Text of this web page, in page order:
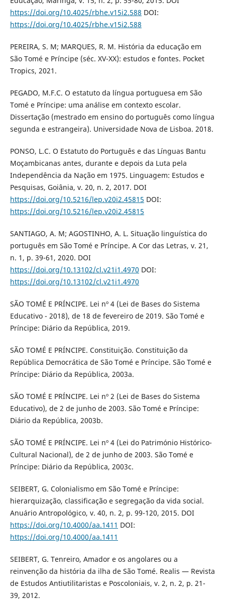
https://doi.org/10.4025/rbhe.v15i2.588 DOI:
https://doi.org/10.4025/rbhe.v15i2.588
PEREIRA, S. M; MARQUES, R. M. História da educação em
São Tomé e Príncipe (séc. XV-XX): estudos e fontes. Pocket
Tropics, 2021.
PEGADO, M.F.C. O estatuto da língua portuguesa em São
Tomé e Príncipe: uma análise em contexto escolar.
Dissertação (mestrado em ensino do português como língua
segunda e estrangeira). Universidade Nova de Lisboa. 2018.
PONSO, L.C. O Estatuto do Português e das Línguas Bantu
Moçambicanas antes, durante e depois da Luta pela
Independência da Nação em 1975. Linguagem: Estudos e
Pesquisas, Goiânia, v. 20, n. 2, 2017. DOI
https://doi.org/10.5216/lep.v20i2.45815 DOI:
https://doi.org/10.5216/lep.v20i2.45815
SANTIAGO, A. M; AGOSTINHO, A. L. Situação linguística do
português em São Tomé e Príncipe. A Cor das Letras, v. 21,
n. 1, p. 39-61, 2020. DOI
https://doi.org/10.13102/cl.v21i1.4970 DOI:
https://doi.org/10.13102/cl.v21i1.4970
SÃO TOMÉ E PRÍNCIPE. Lei nº 4 (Lei de Bases do Sistema
Educativo - 2018), de 18 de fevereiro de 2019. São Tomé e
Príncipe: Diário da República, 2019.
SÃO TOMÉ E PRÍNCIPE. Constituição. Constituição da
República Democrática de São Tomé e Príncipe. São Tomé e
Príncipe: Diário da República, 2003a.
SÃO TOMÉ E PRÍNCIPE. Lei nº 2 (Lei de Bases do Sistema
Educativo), de 2 de junho de 2003. São Tomé e Príncipe:
Diário da República, 2003b.
SÃO TOMÉ E PRÍNCIPE. Lei nº 4 (Lei do Património Histórico-
Cultural Nacional), de 2 de junho de 2003. São Tomé e
Príncipe: Diário da República, 2003c.
SEIBERT, G. Colonialismo em São Tomé e Príncipe:
hierarquização, classificação e segregação da vida social.
Anuário Antropológico, v. 40, n. 2, p. 99-120, 2015. DOI
https://doi.org/10.4000/aa.1411 DOI:
https://doi.org/10.4000/aa.1411
SEIBERT, G. Tenreiro, Amador e os angolares ou a
reinvenção da história da ilha de São Tomé. Realis — Revista
de Estudos Antiutilitaristas e Poscoloniais, v. 2, n. 2, p. 21-
39, 2012.